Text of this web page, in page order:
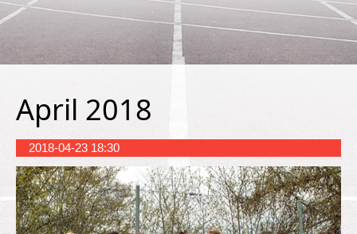
April 2018
2018-04-23 18:30